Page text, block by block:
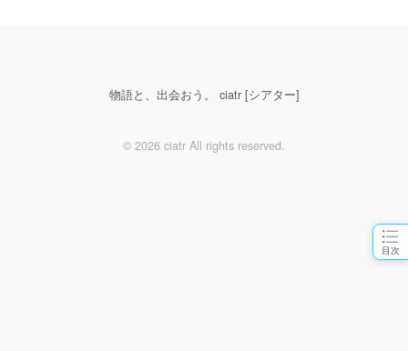
目次
物語と、出会おう。 ciatr [シアター]
© 2026 ciatr All rights reserved.